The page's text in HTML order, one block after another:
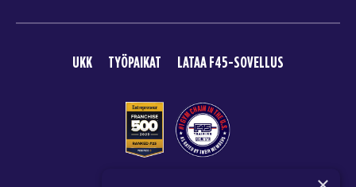
UKK TYÖPAIKAT LATAA F45-SOVELLUS